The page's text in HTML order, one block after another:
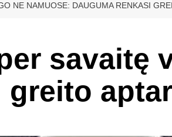
NE NAMUOSE: DAUGUMA RENKASI
savaitę
greito